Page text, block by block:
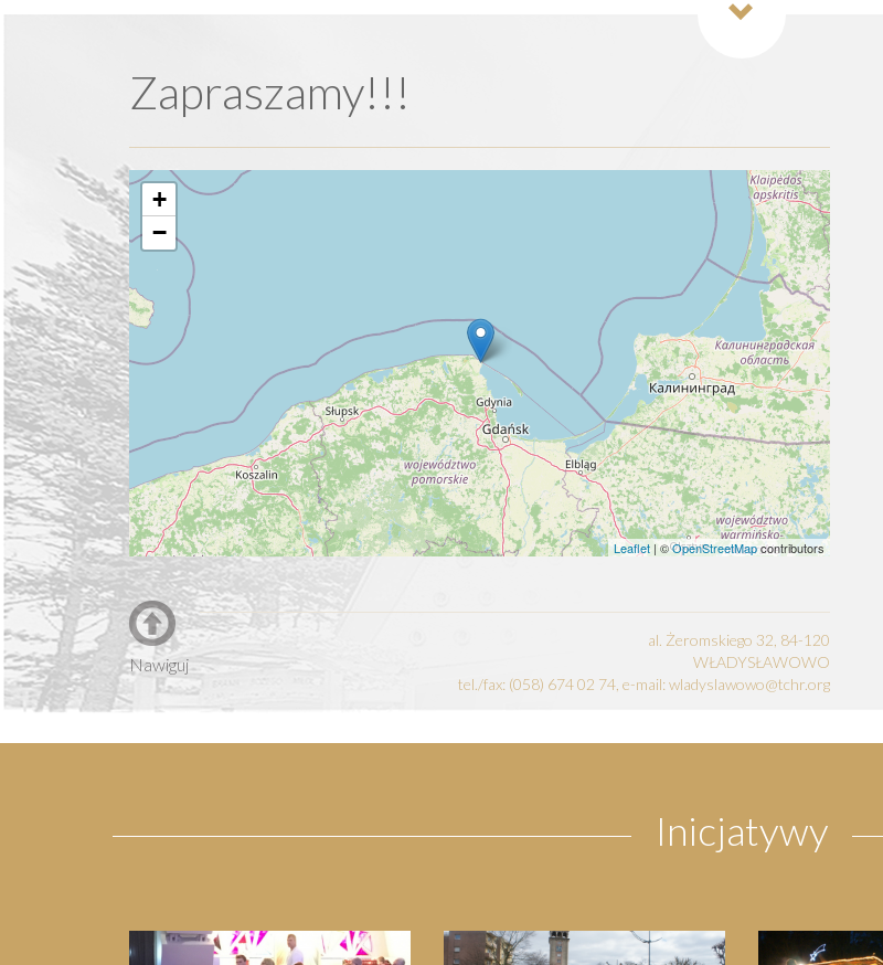
Zapraszamy!!!
+
−
Leaflet | ©OpenStreetMapcontributors
Nawiguj
al. Żeromskiego 32, 84-120
WŁADYSŁAWOWO
tel./fax: (058) 674 02 74, e-mail: wladyslawowo@tchr.org
Inicjatywy
Previous